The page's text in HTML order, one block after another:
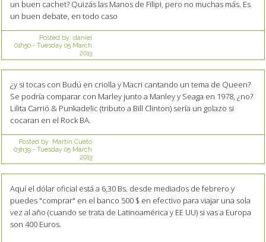
un buen cachet? Quizás las Manos de Filipi, pero no muchas más. Es
un buen debate, en todo caso
Posted by: daniel
01h50- Tuesday 05 March
2013
¿y si tocas con Budú en criolla y Macri cantando un tema de Queen?
Se podría comparar con Marley junto a Manley y Seaga en 1978, ¿no?
Lilita Carrió & Punkadelic (tributo a Bill Clinton) sería un golazo si
cocaran en el Rock BA.
Posted by: Martin Cueto
03h39- Tuesday 05 March
2013
Aquí el dólar oficial está a 6,30 Bs. desde mediados de febrero y
puedes "comprar" en el banco 500 $ en efectivo para viajar una sola
vez al año (cuando se trata de Latinoamérica y EE UU) si vas a Europa
son 400 Euros.